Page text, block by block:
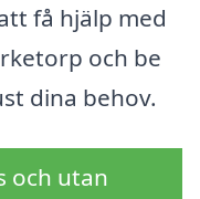
få hjälp med
och be
dina behov.
och utan